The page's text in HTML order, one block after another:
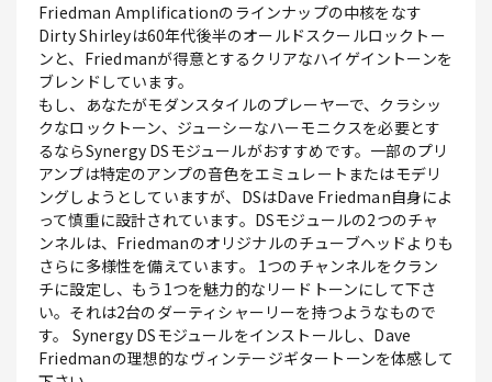
Friedman Amplificationのラインナップの中核をなす
Dirty Shirleyは60年代後半のオールドスクールロックトー
ンと、Friedmanが得意とするクリアなハイゲイントーンを
ブレンドしています。
もし、あなたがモダンスタイルのプレーヤーで、クラシッ
クなロックトーン、ジューシーなハーモニクスを必要とす
るならSynergy DSモジュールがおすすめです。一部のプリ
アンプは特定のアンプの音色をエミュレートまたはモデリ
ングしようとしていますが、DSはDave Friedman自身によ
って慎重に設計されています。DSモジュールの2つのチャ
ンネルは、Friedmanのオリジナルのチューブヘッドよりも
さらに多様性を備えています。 1つのチャンネルをクラン
チに設定し、もう1つを魅力的なリードトーンにして下さ
い。それは2台のダーティシャーリーを持つようなもので
す。 Synergy DSモジュールをインストールし、Dave
Friedmanの理想的なヴィンテージギタートーンを体感して